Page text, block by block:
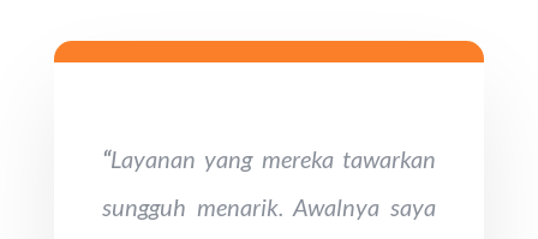
“Layanan yang mereka tawarkan
sungguh menarik. Awalnya saya